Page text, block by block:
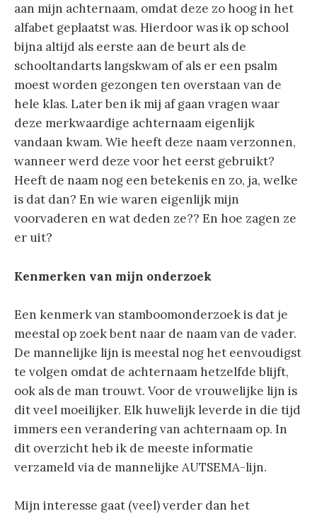
aan mijn achternaam, omdat deze zo hoog in het
alfabet geplaatst was. Hierdoor was ik op school
bijna altijd als eerste aan de beurt als de
schooltandarts langskwam of als er een psalm
moest worden gezongen ten overstaan van de
hele klas. Later ben ik mij af gaan vragen waar
deze merkwaardige achternaam eigenlijk
vandaan kwam. Wie heeft deze naam verzonnen,
wanneer werd deze voor het eerst gebruikt?
Heeft de naam nog een betekenis en zo, ja, welke
is dat dan? En wie waren eigenlijk mijn
voorvaderen en wat deden ze?? En hoe zagen ze
er uit?
Kenmerken van mijn onderzoek
Een kenmerk van stamboomonderzoek is dat je
meestal op zoek bent naar de naam van de vader.
De mannelijke lijn is meestal nog het eenvoudigst
te volgen omdat de achternaam hetzelfde blijft,
ook als de man trouwt. Voor de vrouwelijke lijn is
dit veel moeilijker. Elk huwelijk leverde in die tijd
immers een verandering van achternaam op. In
dit overzicht heb ik de meeste informatie
verzameld via de mannelijke AUTSEMA-lijn.
Mijn interesse gaat (veel) verder dan het